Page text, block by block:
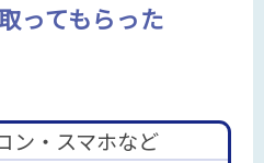
ってもらった
ン・スマホなど